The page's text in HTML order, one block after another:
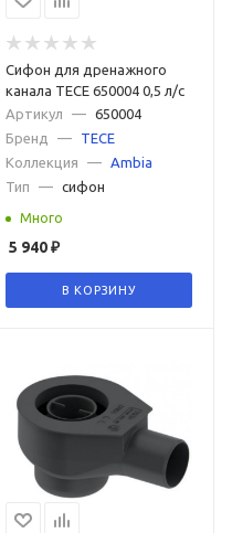
Сифон для дренажного
канала TECE 650004 0,5 л/с
Артикул
—
650004
Бренд
—
TECE
Коллекция
—
Ambia
Тип
— сифон
Много
5 940₽
В КОРЗИНУ